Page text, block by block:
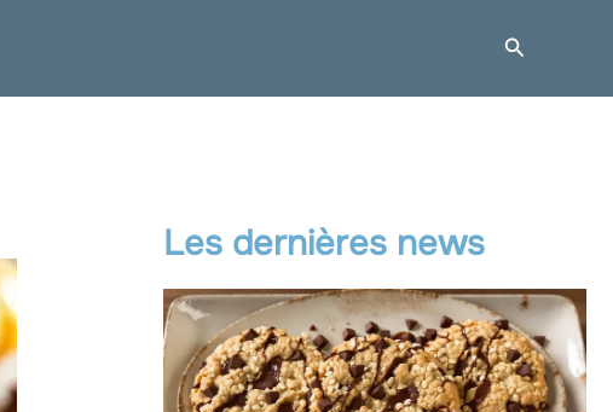
Les dernières news